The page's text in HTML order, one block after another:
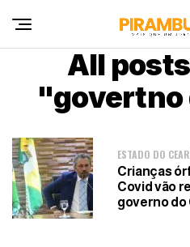
All
"govertno
ESTADO DO
Crianças
Covid vão
governo do